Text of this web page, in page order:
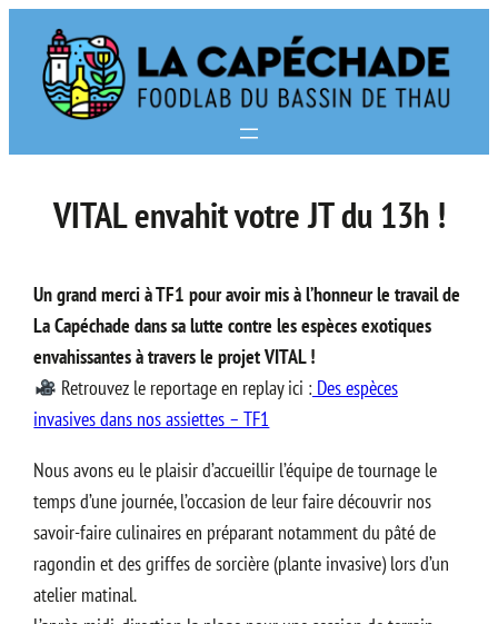
contenu
VITAL envahit votre JT du 13h !
Un grand merci à TF1 pour avoir mis à l’honneur le travail de
La Capéchade dans sa lutte contre les espèces exotiques
envahissantes à travers le projet VITAL !
Retrouvez le reportage en replay ici : Des espèces
invasives dans nos assiettes – TF1
Nous avons eu le plaisir d’accueillir l’équipe de tournage le
temps d’une journée, l’occasion de leur faire découvrir nos
savoir-faire culinaires en préparant notamment du pâté de
ragondin et des griffes de sorcière (plante invasive) lors d’un
atelier matinal.